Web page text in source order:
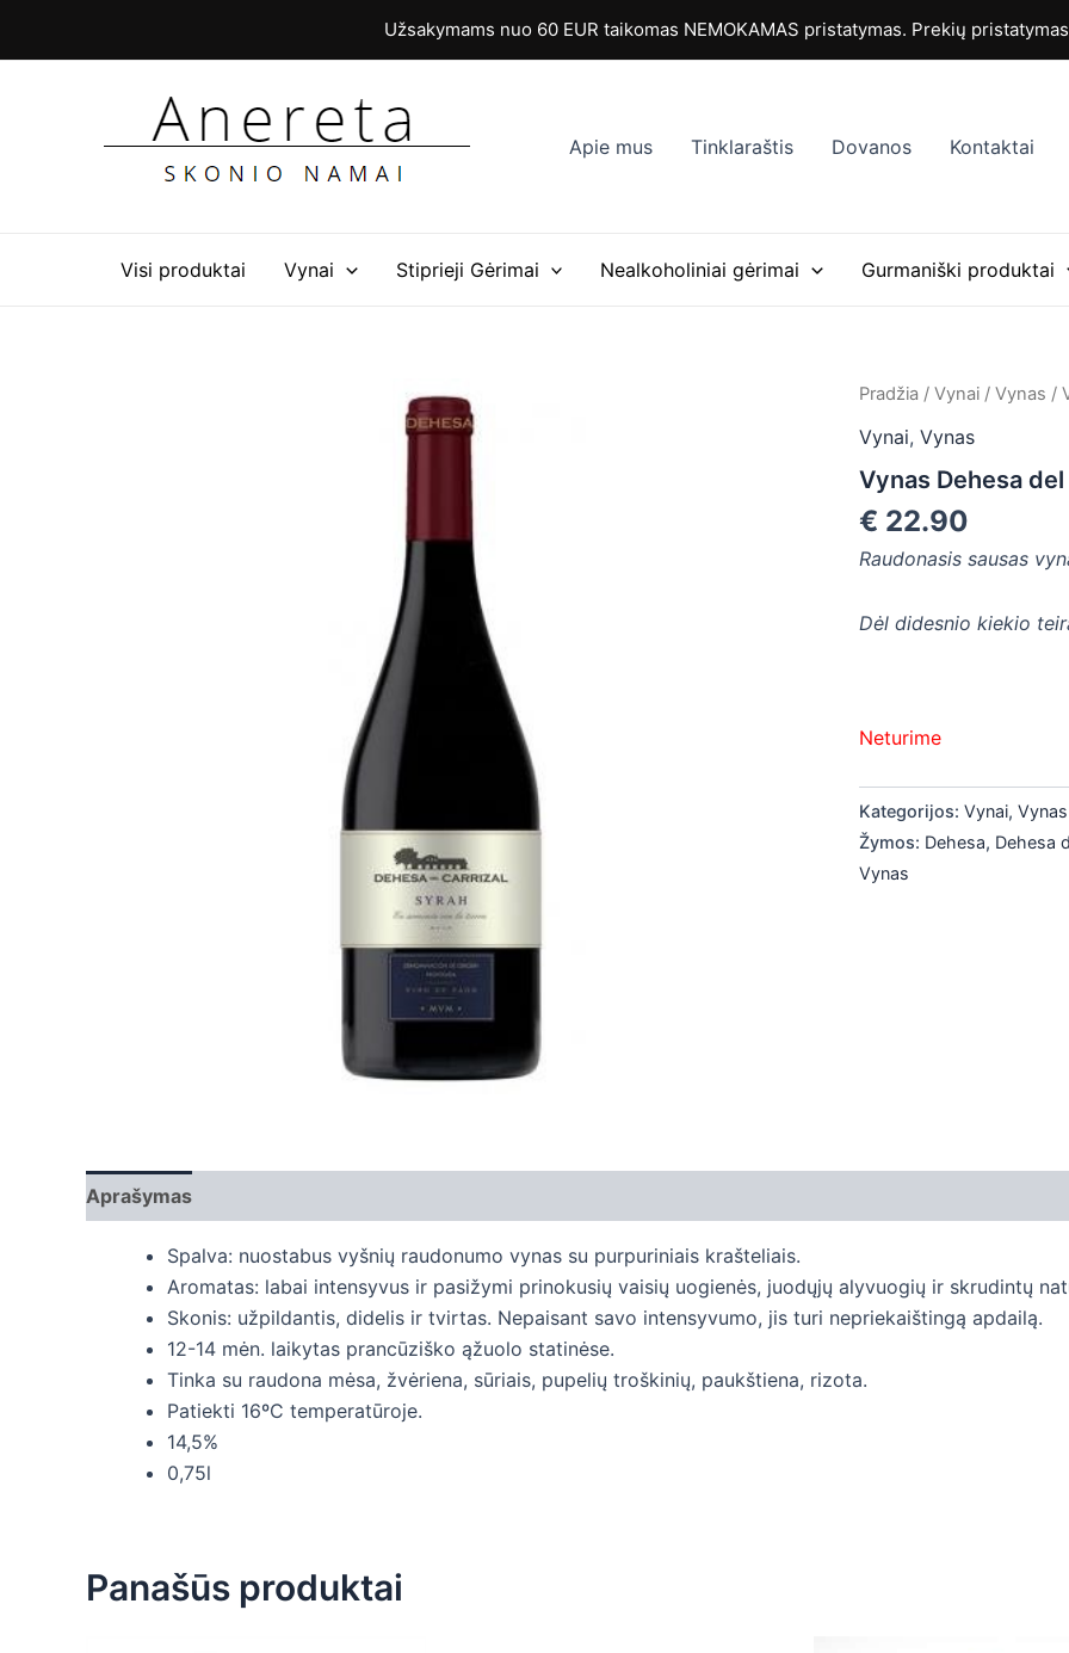
Užsakymams nuo 60 EUR taikomas NEMOKAMAS pristatymas. Prekių
Apie mus Tinklaraštis Dovanos Kontaktai
Visi produktai Vynai Stiprieji Gėrimai Nealkoholiniai gėrimai Gurmaniški produktai
Pradžia / Vynai / Vynas /
Vynai, Vynas
Vynas Dehesa
€ 22.90
Raudonasis sausas
Dėl didesnio kiekio
Neturime
Kategorijos: Vynai, Vynas
Žymos: Dehesa, Dehesa
Vynas
Aprašymas
Spalva: nuostabus vyšnių raudonumo vynas su purpuriniais krašteliais.
Aromatas: labai intensyvus ir pasižymi prinokusių vaisių uogienės, juodųjų alyvuogių ir skrudintų
Skonis: užpildantis, didelis ir tvirtas. Nepaisant savo intensyvumo, jis turi nepriekaištingą apdailą.
12-14 mėn. laikytas prancūziško ąžuolo statinėse.
Tinka su raudona mėsa, žvėriena, sūriais, pupelių troškinių, paukštiena, rizota.
Patiekti 16ºC temperatūroje.
14,5%
0,75l
Panašūs produktai